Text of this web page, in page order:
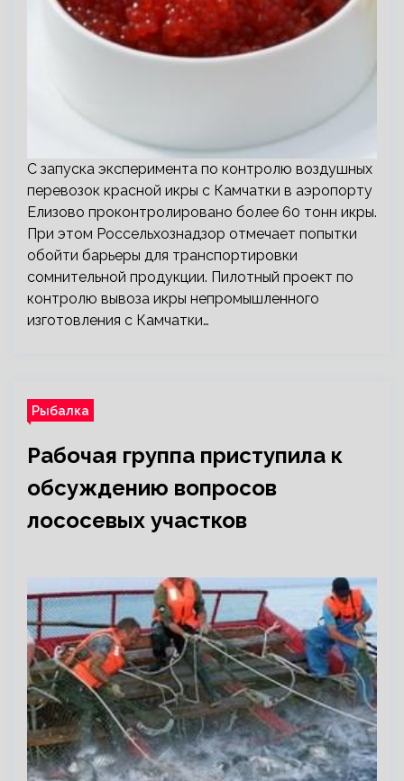
С запуска эксперимента по контролю воздушных
перевозок красной икры с Камчатки в аэропорту
Елизово проконтролировано более 60 тонн икры.
При этом Россельхознадзор отмечает попытки
обойти барьеры для транспортировки
сомнительной продукции. Пилотный проект по
контролю вывоза икры непромышленного
изготовления с Камчатки…
Рыбалка
Рабочая группа приступила к
обсуждению вопросов
лососевых участков